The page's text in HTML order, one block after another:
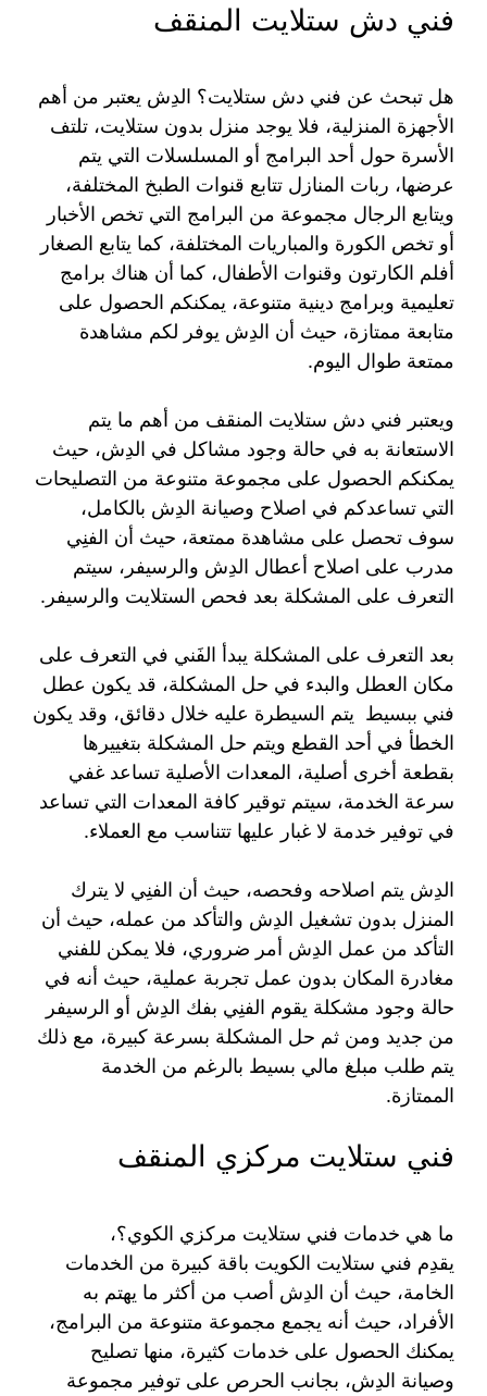
فني دش ستلايت المنقف
هل تبحث عن فني دش ستلايت؟ الدِش يعتبر من أهم
الأجهزة المنزلية، فلا يوجد منزل بدون ستلايت، تلتف
الأسرة حول أحد البرامج أو المسلسلات التي يتم
عرضها، ربات المنازل تتابع قنوات الطبخ المختلفة،
ويتابع الرجال مجموعة من البرامج التي تخص الأخبار
أو تخص الكورة والمباريات المختلفة، كما يتابع الصغار
أفلم الكارتون وقنوات الأطفال، كما أن هناك برامج
تعليمية وبرامج دينية متنوعة، يمكنكم الحصول على
متابعة ممتازة، حيث أن الدِش يوفر لكم مشاهدة
ممتعة طوال اليوم.
ويعتبر فني دش ستلايت المنقف من أهم ما يتم
الاستعانة به في حالة وجود مشاكل في الدِش، حيث
يمكنكم الحصول على مجموعة متنوعة من التصليحات
التي تساعدكم في اصلاح وصيانة الدِش بالكامل،
سوف تحصل على مشاهدة ممتعة، حيث أن الفنِي
مدرب على اصلاح أعطال الدِش والرسيفر، سيتم
التعرف على المشكلة بعد فحص الستلايت والرسيفر.
بعد التعرف على المشكلة يبدأ الفَني في التعرف على
مكان العطل والبدء في حل المشكلة، قد يكون عطل
فني ببسيط يتم السيطرة عليه خلال دقائق، وقد يكون
الخطأ في أحد القطع ويتم حل المشكلة بتغييرها
بقطعة أخرى أصلية، المعدات الأصلية تساعد غفي
سرعة الخدمة، سيتم توقير كافة المعدات التي تساعد
في توفير خدمة لا غبار عليها تتناسب مع العملاء.
الدِش يتم اصلاحه وفحصه، حيث أن الفنِي لا يترك
المنزل بدون تشغيل الدِش والتأكد من عمله، حيث أن
التأكد من عمل الدِش أمر ضروري، فلا يمكن للفني
مغادرة المكان بدون عمل تجربة عملية، حيث أنه في
حالة وجود مشكلة يقوم الفنِي بفك الدِش أو الرسيفر
من جديد ومن ثم حل المشكلة بسرعة كبيرة، مع ذلك
يتم طلب مبلغ مالي بسيط بالرغم من الخدمة
الممتازة.
فني ستلايت مركزي المنقف
ما هي خدمات فني ستلايت مركزي الكوي؟،
يقدِم فني ستلايت الكويت باقة كبيرة من الخدمات
الخامة، حيث أن الدِش أصب من أكثر ما يهتم به
الأفراد، حيث أنه يجمع مجموعة متنوعة من البرامج،
يمكنك الحصول على خدمات كثيرة، منها تصليح
وصيانة الدِش، بجانب الحرص على توفير مجموعة